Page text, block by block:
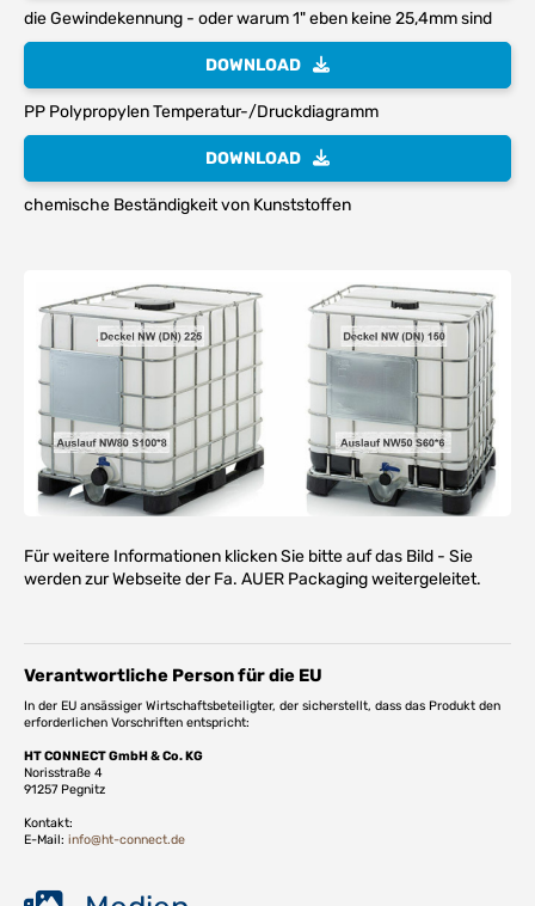
die Gewindekennung - oder warum 1" eben keine 25,4mm sind
DOWNLOAD
PP Polypropylen Temperatur-/Druckdiagramm
DOWNLOAD
chemische Beständigkeit von Kunststoffen
Für weitere Informationen klicken Sie bitte auf das Bild - Sie
werden zur Webseite der Fa. AUER Packaging weitergeleitet.
Verantwortliche Person für die EU
In der EU ansässiger Wirtschaftsbeteiligter, der sicherstellt, dass das Produkt den
erforderlichen Vorschriften entspricht:
HT CONNECT GmbH & Co. KG
Norisstraße 4
91257 Pegnitz
Kontakt:
E-Mail: info@ht-connect.de